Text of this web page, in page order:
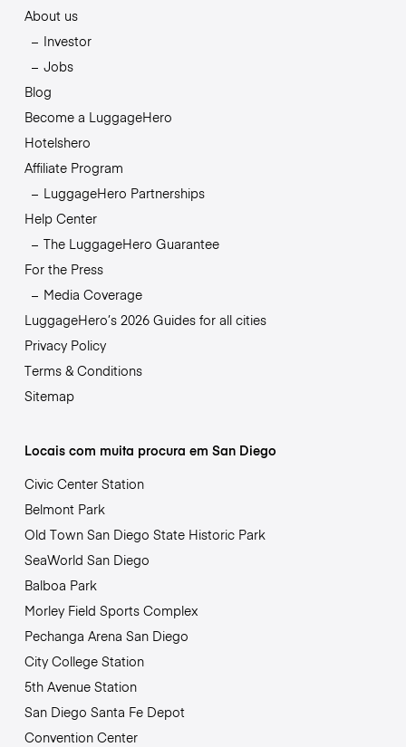
About us
Investor
Jobs
Blog
Become a LuggageHero
Hotelshero
Affiliate Program
LuggageHero Partnerships
Help Center
The LuggageHero Guarantee
For the Press
Media Coverage
LuggageHero’s 2026 Guides for all cities
Privacy Policy
Terms & Conditions
Sitemap
Locais com muita procura em San Diego
Civic Center Station
Belmont Park
Old Town San Diego State Historic Park
SeaWorld San Diego
Balboa Park
Morley Field Sports Complex
Pechanga Arena San Diego
City College Station
5th Avenue Station
San Diego Santa Fe Depot
Convention Center